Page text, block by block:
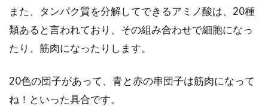
バナナダイエットといったものがあります。り
んごダイ...
ダイエットで健康改善！コンプレッ
クスから解き放たれよう！
また、タンパク質を分解してできるアミノ酸は、20種
類あると言われており、その組み合わせで細胞になっ
たり、筋肉になったりします。
20色の団子があって、青と赤の串団子は筋肉になって
ね！といった具合です。